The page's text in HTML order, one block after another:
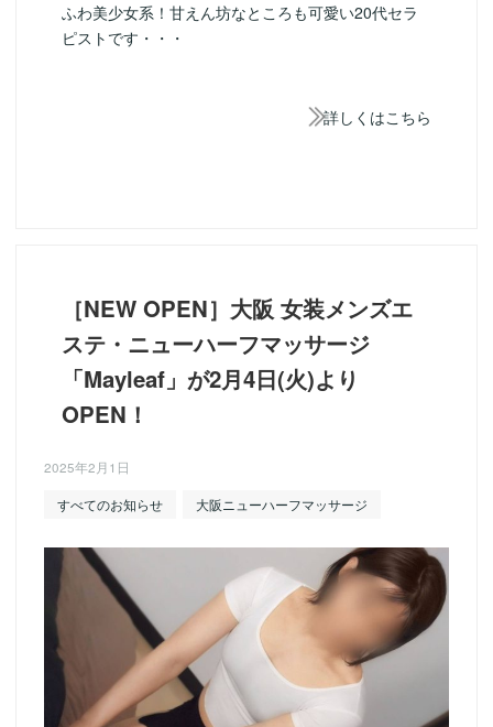
ふわ美少女系！甘えん坊なところも可愛い20代セラ
ピストです・・・
詳しくはこちら
［NEW OPEN］大阪 女装メンズエ
ステ・ニューハーフマッサージ
「Mayleaf」が2月4日(火)より
OPEN！
2025年2月1日
すべてのお知らせ
大阪ニューハーフマッサージ